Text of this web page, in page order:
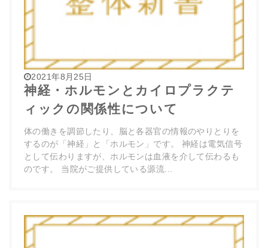
2021年8月25日
神経・ホルモンとカイロプラクテ
ィックの関係性について
体の働きを調節したり、脳と各器官の情報のやりとりを
するのが「神経」と「ホルモン」です。 神経は電気信号
として伝わりますが、ホルモンは血液を介して伝わるも
のです。 当院がご提供している源流...